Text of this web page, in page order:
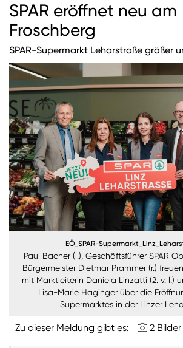
Salzburg
Oberösterreich
Niederösterreich
Wien
Burgenland
Steiermark
Kärnten
Unternehmen
Nachhaltigkeit
Sie wollen unsere aktuellen
automatisch per E-Mail erhalten?
einfach Ihre Daten in unseren
(Bitte beachten Sie, dass der
ausschließlich für Medienkontakte
SPAR eröffnet neu am
Froschberg
SPAR-Supermarkt Leharstraße größer
EÖ_SPAR-
Paul Bacher (l.), Geschäftsführer SPAR
Bürgermeister Dietmar Prammer (r.)
mit Marktleiterin Daniela Linzatti (2. v. l.)
Lisa-Marie Haginger über die
Supermarktes in der Linzer
Zu dieser Meldung gibt es: 2 Bilder